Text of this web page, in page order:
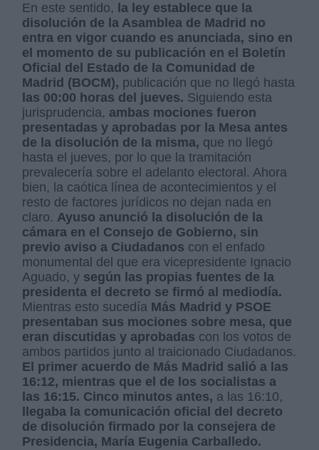
En este sentido,
la ley establece que la
disolución de la Asamblea de Madrid no
entra en vigor cuando es anunciada, sino en
el momento de su publicación en el Boletín
Oficial del Estado de la Comunidad de
Madrid (BOCM), publicación que no llegó hasta
las 00:00 horas del jueves. Siguiendo esta
jurisprudencia, ambas mociones fueron
presentadas y aprobadas por la Mesa antes
de la disolución de la misma, que no llegó
hasta el jueves, por lo que la tramitación
prevalecería sobre el adelanto electoral. Ahora
bien, la caótica línea de acontecimientos y el
resto de factores jurídicos no dejan nada en
claro. Ayuso anunció la disolución de la
cámara en el Consejo de Gobierno, sin
previo aviso a Ciudadanos con el enfado
monumental del que era vicepresidente Ignacio
Aguado, y según las propias fuentes de la
presidenta el decreto se firmó al mediodía.
Mientras esto sucedía Más Madrid y PSOE
presentaban sus mociones sobre mesa, que
eran discutidas y aprobadas con los votos de
ambos partidos junto al traicionado Ciudadanos.
El primer acuerdo de Más Madrid salió a las
16:12, mientras que el de los socialistas a
las 16:15. Cinco minutos antes, a las 16:10,
llegaba la comunicación oficial del decreto
de disolución firmado por la consejera de
Presidencia, María Eugenia Carballedo.